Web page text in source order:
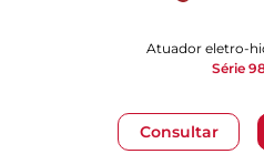
Consultar
Atuador eletro-
Série